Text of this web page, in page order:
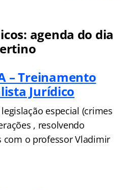
agenda do dia
– Treinamento
Jurídico
especial (crimes
, resolvendo
com o professor Vladimir